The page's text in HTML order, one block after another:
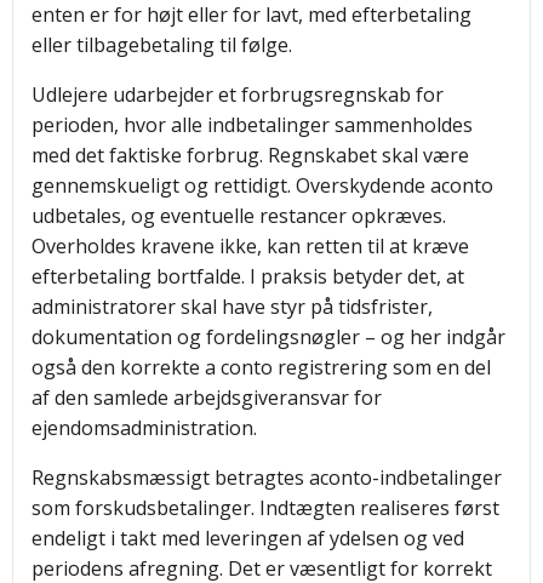
enten er for højt eller for lavt, med efterbetaling
eller tilbagebetaling til følge.
Udlejere udarbejder et forbrugsregnskab for
perioden, hvor alle indbetalinger sammenholdes
med det faktiske forbrug. Regnskabet skal være
gennemskueligt og rettidigt. Overskydende aconto
udbetales, og eventuelle restancer opkræves.
Overholdes kravene ikke, kan retten til at kræve
efterbetaling bortfalde. I praksis betyder det, at
administratorer skal have styr på tidsfrister,
dokumentation og fordelingsnøgler – og her indgår
også den korrekte a conto registrering som en del
af den samlede arbejdsgiveransvar for
ejendomsadministration.
Regnskabsmæssigt betragtes aconto-indbetalinger
som forskudsbetalinger. Indtægten realiseres først
endeligt i takt med leveringen af ydelsen og ved
periodens afregning. Det er væsentligt for korrekt